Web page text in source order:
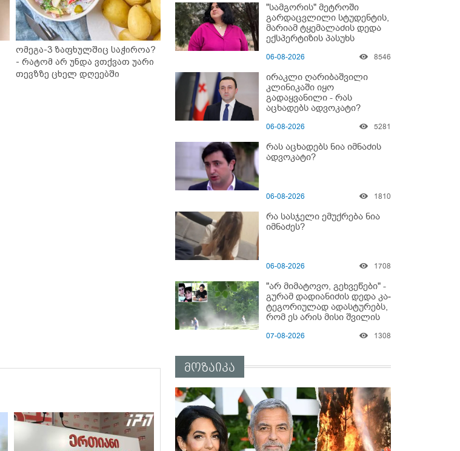
ომეგა-3 ზაფხულშიც საჭიროა?
- რატომ არ უნდა ვთქვათ უარი
თევზზე ცხელ დღეებში
"სამგორის" მეტროში
გარდაცვლილი სტუდენტის,
მარიამ ტყემალაძის დედა
ექსპერტიზის პასუხს
გოგონას გარდაცვალების
06-08-2026 8546
ირაკლი ღარიბაშვილი
კლინიკაში იყო
გადაყვანილი - რას
აცხადებს ადვოკატი?
06-08-2026 5281
რას აცხადებს ნია იმნაძის
ადვოკატი?
06-08-2026 1810
რა სასჯელი ემუქრება ნია
იმნაძეს?
06-08-2026 1708
"არ მიმატოვო, გეხვეწები" -
გუ­რა­მ დადიანიძის დედა კა­
ტე­გო­რი­უ­ლად ადას­ტუ­რებს,
რომ ეს არის მისი შვი­ლის
07-08-2026 1308
მოზაიკა